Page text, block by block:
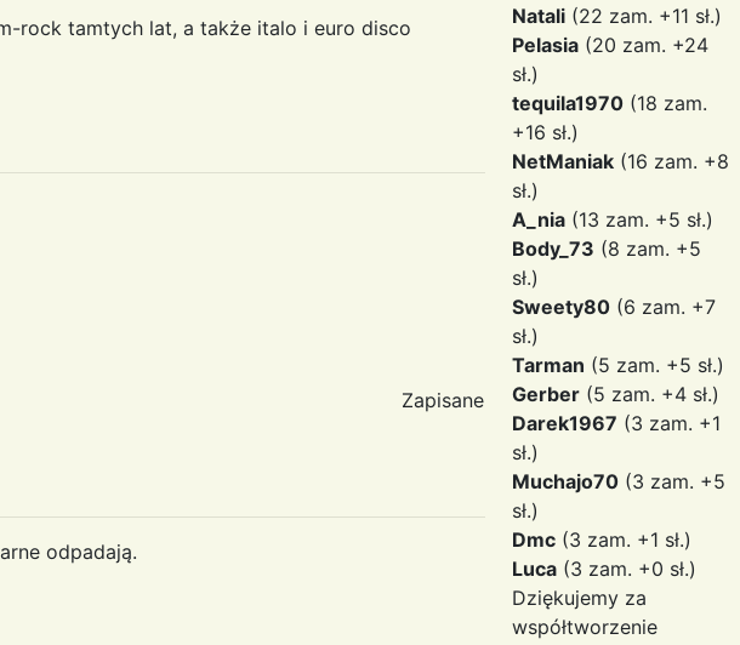
rock tamtych lat, a także italo i euro disco
Zapisane
odpadają.
Natali (22 zam. +11 sł.)
Pelasia (20 zam. +24
sł.)
tequila1970 (18 zam.
+16 sł.)
NetManiak (16 zam. +8
sł.)
A_nia (13 zam. +5 sł.)
Body_73 (8 zam. +5
sł.)
Sweety80 (6 zam. +7
sł.)
Tarman (5 zam. +5 sł.)
Gerber (5 zam. +4 sł.)
Darek1967 (3 zam. +1
sł.)
Muchajo70 (3 zam. +5
sł.)
Dmc (3 zam. +1 sł.)
Luca (3 zam. +0 sł.)
Dziękujemy za
współtworzenie